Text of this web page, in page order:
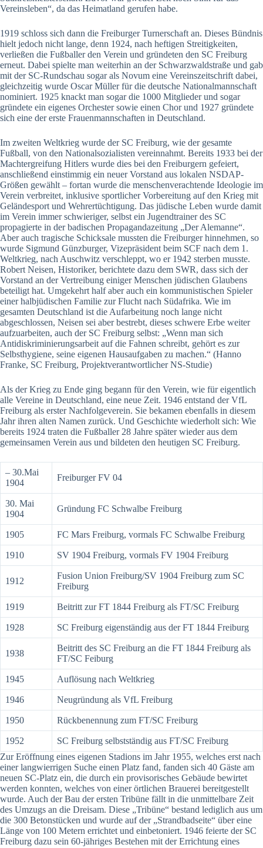
Vereinsleben“, da das Heimatland gerufen habe.
1919 schloss sich dann die Freiburger Turnerschaft an. Dieses Bündnis
hielt jedoch nicht lange, denn 1924, nach heftigen Streitigkeiten,
verließen die Fußballer den Verein und gründeten den SC Freiburg
erneut. Dabei spielte man weiterhin an der Schwarzwaldstraße und gab
mit der SC-Rundschau sogar als Novum eine Vereinszeitschrift dabei,
gleichzeitig wurde Oscar Müller für die deutsche Nationalmannschaft
nominiert. 1925 knackt man sogar die 1000 Mitglieder und sogar
gründete ein eigenes Orchester sowie einen Chor und 1927 gründete
sich eine der erste Frauenmannschaften in Deutschland.
Im zweiten Weltkrieg wurde der SC Freiburg, wie der gesamte
Fußball, von den Nationalsozialisten vereinnahmt. Bereits 1933 bei der
Machtergreifung Hitlers wurde dies bei den Freiburgern gefeiert,
anschließend einstimmig ein neuer Vorstand aus lokalen NSDAP-
Größen gewählt – fortan wurde die menschenverachtende Ideologie im
Verein verbreitet, inklusive sportlicher Vorbereitung auf den Krieg mit
Geländesport und Wehrertüchtigung. Das jüdische Leben wurde damit
im Verein immer schwieriger, selbst ein Jugendtrainer des SC
propagierte in der badischen Propagandazeitung „Der Alemanne“.
Aber auch tragische Schicksale mussten die Freiburger hinnehmen, so
wurde Sigmund Günzburger, Vizepräsident beim SCF nach dem 1.
Weltkrieg, nach Auschwitz verschleppt, wo er 1942 sterben musste.
Robert Neisen, Historiker, berichtete dazu dem SWR, dass sich der
Vorstand an der Vertreibung einiger Menschen jüdischen Glaubens
beteiligt hat. Umgekehrt half aber auch ein kommunistischen Spieler
einer halbjüdischen Familie zur Flucht nach Südafrika. Wie im
gesamten Deutschland ist die Aufarbeitung noch lange nicht
abgeschlossen, Neisen sei aber bestrebt, dieses schwere Erbe weiter
aufzuarbeiten, auch der SC Freiburg selbst: „Wenn man sich
Antidiskriminierungsarbeit auf die Fahnen schreibt, gehört es zur
Selbsthygiene, seine eigenen Hausaufgaben zu machen.“ (Hanno
Franke, SC Freiburg, Projektverantwortlicher NS-Studie)
Als der Krieg zu Ende ging begann für den Verein, wie für eigentlich
alle Vereine in Deutschland, eine neue Zeit. 1946 entstand der VfL
Freiburg als erster Nachfolgeverein. Sie bekamen ebenfalls in diesem
Jahr ihren alten Namen zurück. Und Geschichte wiederholt sich: Wie
bereits 1924 traten die Fußballer 28 Jahre später wieder aus dem
gemeinsamen Verein aus und bildeten den heutigen SC Freiburg.
– 30.Mai
1904
Freiburger FV 04
30. Mai
1904
Gründung FC Schwalbe Freiburg
1905 FC Mars Freiburg, vormals FC Schwalbe Freiburg
1910 SV 1904 Freiburg, vormals FV 1904 Freiburg
1912
Fusion Union Freiburg/SV 1904 Freiburg zum SC
Freiburg
1919 Beitritt zur FT 1844 Freiburg als FT/SC Freiburg
1928 SC Freiburg eigenständig aus der FT 1844 Freiburg
1938
Beitritt des SC Freiburg an die FT 1844 Freiburg als
FT/SC Feiburg
1945 Auflösung nach Weltkrieg
1946 Neugründung als VfL Freiburg
1950 Rückbenennung zum FT/SC Freiburg
1952
SC Freiburg selbstständig aus FT/SC Freiburg
Zur Eröffnung eines eigenen Stadions im Jahr 1955, welches erst nach
einer langwierrigen Suche einen Platz fand, fanden sich 40 Gäste am
neuen SC-Platz ein, die durch ein provisorisches Gebäude bewirtet
werden konnten, welches von einer örtlichen Brauerei bereitgestellt
wurde. Auch der Bau der ersten Tribüne fällt in die unmittelbare Zeit
des Umzugs an die Dreisam. Diese „Tribüne“ bestand lediglich aus um
die 300 Betonstücken und wurde auf der „Strandbadseite“ über eine
Länge von 100 Metern errichtet und einbetoniert. 1946 feierte der SC
Freiburg dazu sein 60-jähriges Bestehen mit der Errichtung eines